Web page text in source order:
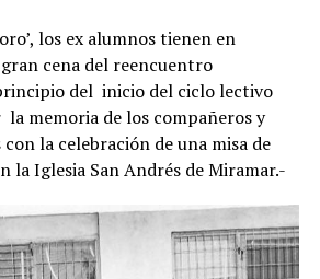
los ex alumnos tienen en
cena del reencuentro
del inicio del ciclo lectivo
memoria de los compañeros y
la celebración de una misa de
la Iglesia San Andrés de Miramar.-